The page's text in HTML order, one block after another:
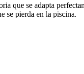
que se adapta
se pierda en la piscina.